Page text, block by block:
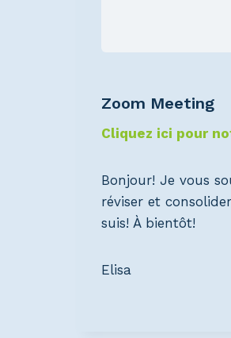
Zoom Meeting
Cliquez ici pour
Bonjour! Je vous
réviser et
suis! À bientôt!
Elisa